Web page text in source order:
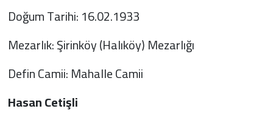
Doğum Tarihi: 16.02.1933
Mezarlık: Şirinköy (Halıköy) Mezarlığı
Defin Camii: Mahalle Camii
Hasan Cetişli